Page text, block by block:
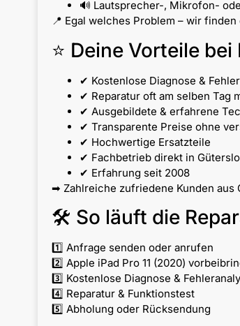
🔊 Lautsprecher-, Mikrofon-
📍 Egal welches Problem – wir
⭐ Deine Vorteile
✔ Kostenlose Diagnose &
✔ Reparatur oft am selben Tag
✔ Ausgebildete & erfahrene
✔ Transparente Preise ohne
✔ Hochwertige Ersatzteile
✔ Fachbetrieb direkt in
✔ Erfahrung seit 2008
➡ Zahlreiche zufriedene Kunden aus
🛠 So läuft die
1️⃣ Anfrage senden oder anrufen
2️⃣ Apple iPad Pro 11 (2020)
3️⃣ Kostenlose Diagnose &
4️⃣ Reparatur & Funktionstest
5️⃣ Abholung oder Rücksendung